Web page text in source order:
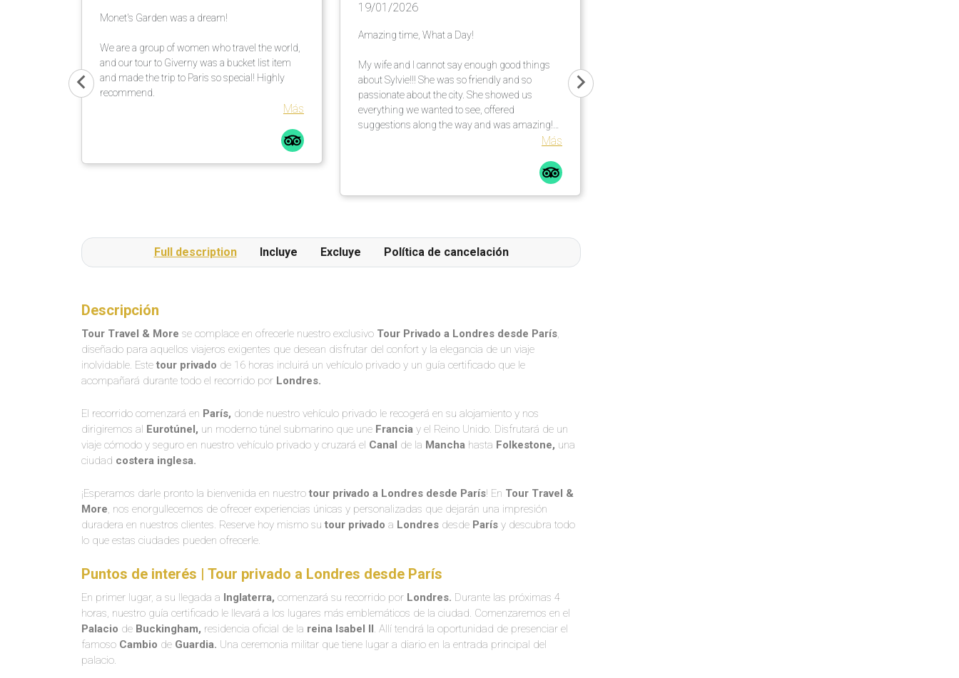
Monet's Garden was a dream!
We are a group of women who travel the world,
and our tour to Giverny was a bucket list item
and made the trip to Paris so special! Highly
recommend.
Más
19/01/2026
Amazing time, What a Day!
My wife and I cannot say enough good things
about Sylvie!!! She was so friendly and so
passionate about the city. She showed us
everything we wanted to see, offered
suggestions along the way and was amazing!
Más
Full description Incluye Excluye Política de cancelación
Descripción
Tour Travel & More se complace en ofrecerle nuestro exclusivo Tour Privado a Londres desde París,
diseñado para aquellos viajeros exigentes que desean disfrutar del confort y la elegancia de un viaje
inolvidable. Este tour privado de 16 horas incluirá un vehículo privado y un guía certificado que le
acompañará durante todo el recorrido por Londres.
El recorrido comenzará en París, donde nuestro vehículo privado le recogerá en su alojamiento y nos
dirigiremos al Eurotúnel, un moderno túnel submarino que une Francia y el Reino Unido. Disfrutará de un
viaje cómodo y seguro en nuestro vehículo privado y cruzará el Canal de la Mancha hasta Folkestone, una
ciudad costera inglesa.
¡Esperamos darle pronto la bienvenida en nuestro tour privado a Londres desde París! En Tour Travel &
More, nos enorgullecemos de ofrecer experiencias únicas y personalizadas que dejarán una impresión
duradera en nuestros clientes. Reserve hoy mismo su tour privado a Londres desde París y descubra todo
lo que estas ciudades pueden ofrecerle.
Puntos de interés | Tour privado a Londres desde París
En primer lugar, a su llegada a Inglaterra, comenzará su recorrido por Londres. Durante las próximas 4
horas, nuestro guía certificado le llevará a los lugares más emblemáticos de la ciudad. Comenzaremos en el
Palacio de Buckingham, residencia oficial de la reina Isabel II. Allí tendrá la oportunidad de presenciar el
famoso Cambio de Guardia. Una ceremonia militar que tiene lugar a diario en la entrada principal del
palacio.